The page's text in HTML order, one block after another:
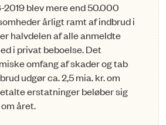
2019 blev mere end 50.000
årligt ramt af indbrud i
halvdelen af alle anmeldte
i privat beboelse. Det
omfang af skader og tab
udgør ca. 2,5 mia. kr. om
erstatninger beløber sig
om året.